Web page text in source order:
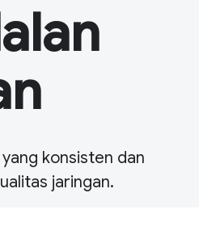
konsisten dan
jaringan.